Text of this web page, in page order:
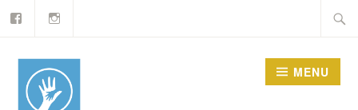
Doorgaan
inhoud
MENU